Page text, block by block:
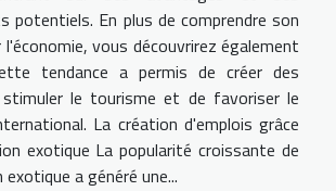
potentiels. En plus de comprendre son
vous découvrirez également
tendance a permis de créer des
le tourisme et de favoriser le
La création d'emplois grâce
exotique La popularité croissante de
a généré une...